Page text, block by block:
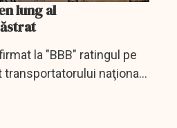
lung al
la "BBB" ratingul pe
naţional
cu